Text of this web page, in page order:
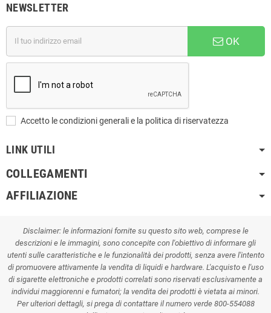
NEWSLETTER
OK
Accetto le condizioni generali e la politica di riservatezza
LINK UTILI
COLLEGAMENTI
AFFILIAZIONE
Disclaimer: le informazioni fornite su questo sito web, comprese le
descrizioni e le immagini, sono concepite con l'obiettivo di informare gli
utenti sulle caratteristiche e le funzionalità dei prodotti, senza avere l'intento
di promuovere attivamente la vendita di liquidi e hardware. L'acquisto e l'uso
di sigarette elettroniche e prodotti correlati sono riservati esclusivamente a
individui maggiorenni e fumatori; la vendita dei prodotti è vietata ai minori.
Per ulteriori dettagli, si prega di contattare il numero verde 800-554088